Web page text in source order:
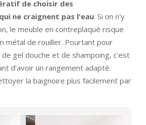
de choisir des
ne craignent pas l'eau. Si on n'y
le meuble en contreplaqué risque
métal de rouiller. Pourtant pour
gel douche et de shampoing, c'est
d'avoir un rangement adapté.
la baignoire plus facilement par